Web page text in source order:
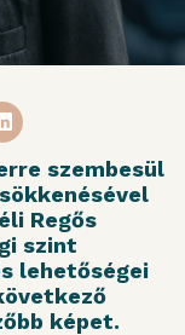
szembesül
Regős
szint
lehetőségei
képet.